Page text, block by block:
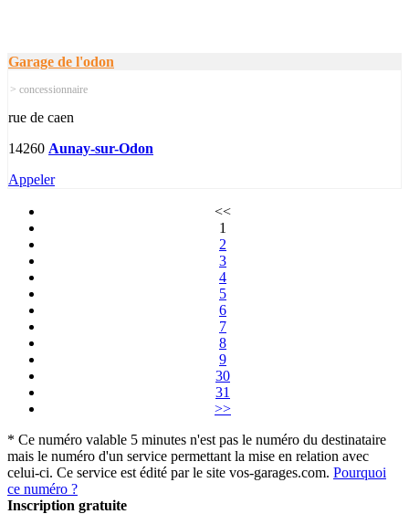
Garage de l'odon
> concessionnaire
rue de caen
14260 Aunay-sur-Odon
Appeler
<<
1
2
3
4
5
6
7
8
9
30
31
>>
* Ce numéro valable 5 minutes n'est pas le numéro du destinataire
mais le numéro d'un service permettant la mise en relation avec
celui-ci. Ce service est édité par le site vos-garages.com. Pourquoi
ce numéro ?
Inscription gratuite